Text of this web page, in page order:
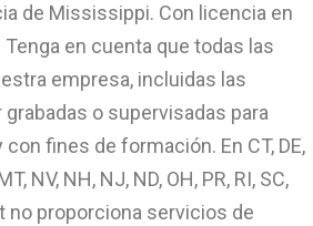
de Mississippi. Con licencia en
en cuenta que todas las
empresa, incluidas las
grabadas o supervisadas para
fines de formación. En CT, DE,
NV, NH, NJ, ND, OH, PR, RI, SC,
no proporciona servicios de